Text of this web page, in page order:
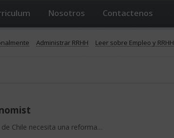
Nosotros Contactenos
Administrar RRHH Leer sobre Empleo y RRHH
Chile necesita una reforma…